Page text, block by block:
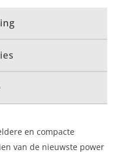
en compacte
van de nieuwste power